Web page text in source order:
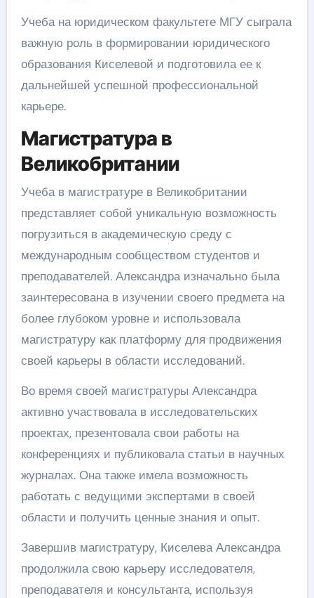
Учеба на юридическом факультете МГУ сыграла
важную роль в формировании юридического
образования Киселевой и подготовила ее к
дальнейшей успешной профессиональной
карьере.
Магистратура в
Великобритании
Учеба в магистратуре в Великобритании
представляет собой уникальную возможность
погрузиться в академическую среду с
международным сообществом студентов и
преподавателей. Александра изначально была
заинтересована в изучении своего предмета на
более глубоком уровне и использовала
магистратуру как платформу для продвижения
своей карьеры в области исследований.
Во время своей магистратуры Александра
активно участвовала в исследовательских
проектах, презентовала свои работы на
конференциях и публиковала статьи в научных
журналах. Она также имела возможность
работать с ведущими экспертами в своей
области и получить ценные знания и опыт.
Завершив магистратуру, Киселева Александра
продолжила свою карьеру исследователя,
преподавателя и консультанта, используя